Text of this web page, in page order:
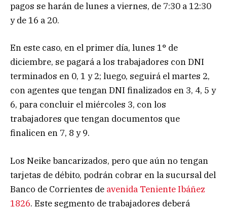
pagos se harán de lunes a viernes, de 7:30 a 12:30
y de 16 a 20.
En este caso, en el primer día, lunes 1° de
diciembre, se pagará a los trabajadores con DNI
terminados en 0, 1 y 2; luego, seguirá el martes 2,
con agentes que tengan DNI finalizados en 3, 4, 5 y
6, para concluir el miércoles 3, con los
trabajadores que tengan documentos que
finalicen en 7, 8 y 9.
Los Neike bancarizados, pero que aún no tengan
tarjetas de débito, podrán cobrar en la sucursal del
Banco de Corrientes de avenida Teniente Ibáñez
1826. Este segmento de trabajadores deberá